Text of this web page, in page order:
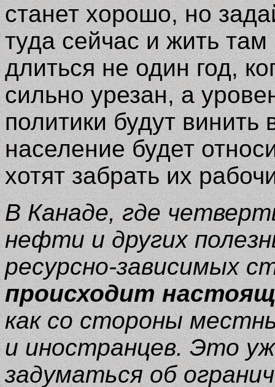
станет хорошо, но
туда сейчас и жить
длиться не один год,
сильно урезан, а
политики будут
население будет
хотят забрать их
В Канаде, где
нефти и других
ресурсно-зависимых
происходит
как со стороны
и иностранцев. Это
задуматься об